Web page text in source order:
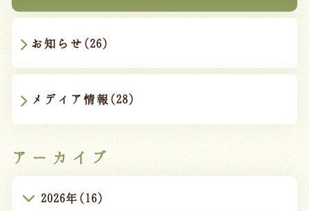
お知らせ(26)
メディア情報(28)
アーカイブ
2026年(16)